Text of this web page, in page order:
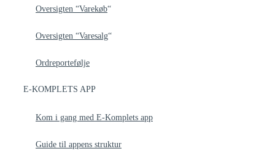
Oversigten “Varekøb“
Oversigten “Varesalg“
Ordreportefølje
E-KOMPLETS APP
Kom i gang med E-Komplets app
Guide til appens struktur